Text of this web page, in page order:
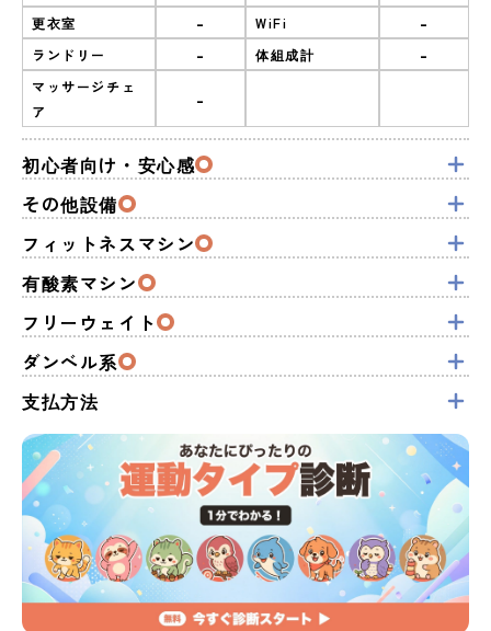
更衣室 - WiFi -
ランドリー - 体組成計 -
マッサージチェ
ア
-
初心者向け・安心感
その他設備
フィットネスマシン
有酸素マシン
フリーウェイト
ダンベル系
支払方法